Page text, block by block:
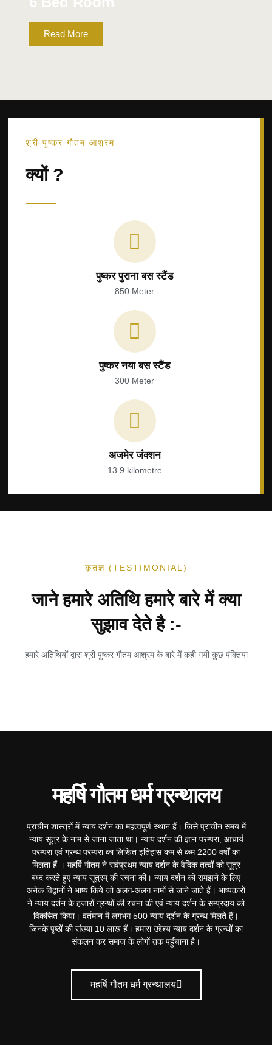
Read More
श्री पुष्कर गौतम आश्रम
क्यों ?
पुष्कर पुराना बस स्टैंड
850 Meter
पुष्कर नया बस स्टैंड
300 Meter
अजमेर जंक्शन
13.9 kilometre
कृतज्ञ (TESTIMONIAL)
जाने हमारे अतिथि हमारे बारे में क्या
सुझाव देते है :-
हमारे अतिथियों द्वारा श्री पुष्कर गौतम आश्रम के बारे में कही गयी कुछ पंक्तिया
महर्षि गौतम धर्म ग्रन्थालय
प्राचीन शास्त्रों में न्याय दर्शन का महत्वपूर्ण स्थान हैं। जिसे प्राचीन समय में
न्याय सूत्र के नाम से जाना जाता था। न्याय दर्शन की ज्ञान परम्परा, आचार्य
परम्परा एवं ग्रन्थ परम्परा का लिखित इतिहास कम से कम 2200 वर्षों का
मिलता हैं । महर्षि गौतम ने सर्वप्रथम न्याय दर्शन के वैदिक तत्वों को सूत्र
बध्द करते हुए न्याय सूत्रम् की रचना की। न्याय दर्शन को समझने के लिए
अनेक विद्वानों ने भाष्य किये जो अलग-अलग नामों से जाने जाते हैं। भाष्यकारों
ने न्याय दर्शन के हजारों ग्रन्थों की रचना की एवं न्याय दर्शन के सम्प्रदाय को
विकसित किया। वर्तमान में लगभग 500 न्याय दर्शन के ग्रन्थ मिलते हैं।
जिनके पृष्ठों की संख्या 10 लाख हैं। हमारा उद्देश्य न्याय दर्शन के ग्रन्थों का
संकलन कर समाज के लोगों तक पहुँचाना है।
महर्षि गौतम धर्म ग्रन्थालय